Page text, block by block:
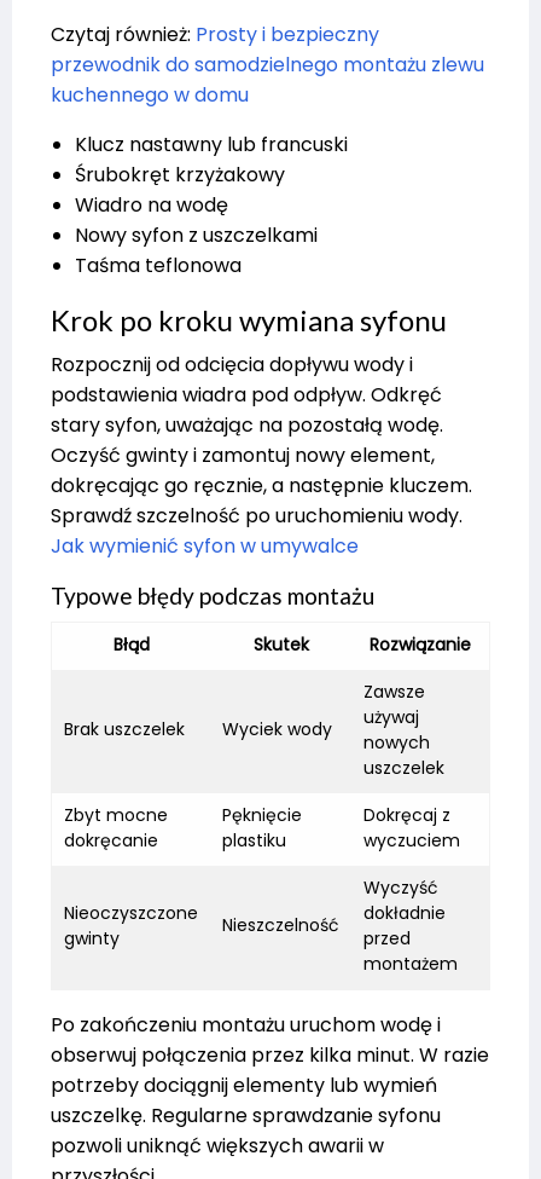
Czytaj również: Prosty i bezpieczny
przewodnik do samodzielnego montażu zlewu
kuchennego w domu
Klucz nastawny lub francuski
Śrubokręt krzyżakowy
Wiadro na wodę
Nowy syfon z uszczelkami
Taśma teflonowa
Krok po kroku wymiana syfonu
Rozpocznij od odcięcia dopływu wody i
podstawienia wiadra pod odpływ. Odkręć
stary syfon, uważając na pozostałą wodę.
Oczyść gwinty i zamontuj nowy element,
dokręcając go ręcznie, a następnie kluczem.
Sprawdź szczelność po uruchomieniu wody.
Jak wymienić syfon w umywalce
Typowe błędy podczas montażu
Błąd Skutek Rozwiązanie
Brak uszczelek Wyciek wody
Zawsze
używaj
nowych
uszczelek
Zbyt mocne
dokręcanie
Pęknięcie
plastiku
Dokręcaj z
wyczuciem
Nieoczyszczone
gwinty
Nieszczelność
Wyczyść
dokładnie
przed
montażem
Po zakończeniu montażu uruchom wodę i
obserwuj połączenia przez kilka minut. W razie
potrzeby dociągnij elementy lub wymień
uszczelkę. Regularne sprawdzanie syfonu
pozwoli uniknąć większych awarii w